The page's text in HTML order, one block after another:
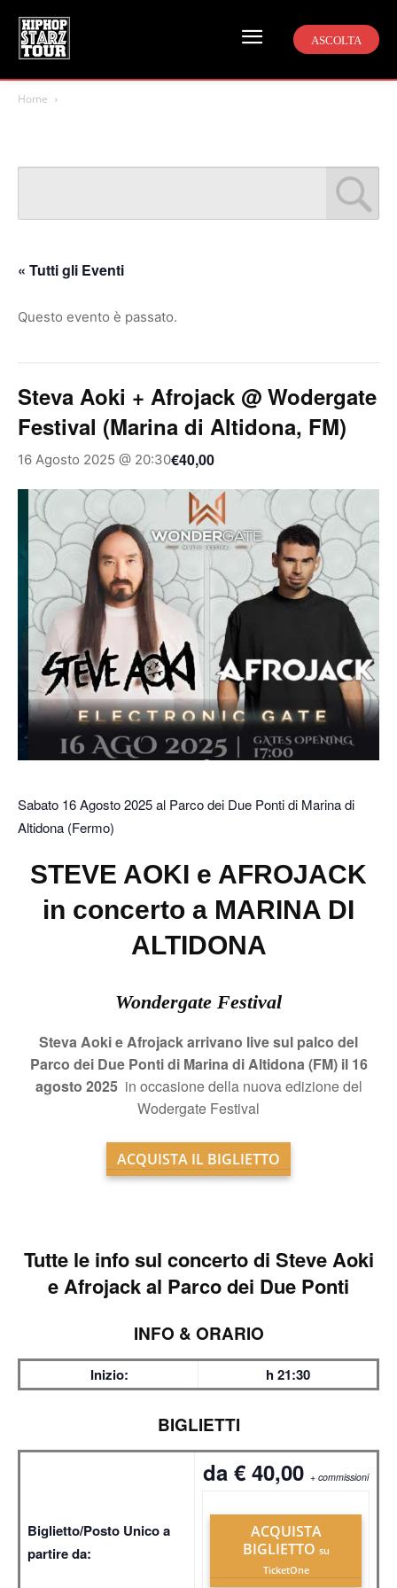
ASCOLTA
Home
« Tutti gli Eventi
Questo evento è passato.
Steva Aoki + Afrojack @ Wodergate
Festival (Marina di Altidona, FM)
16 Agosto 2025 @ 20:30€40,00
Sabato 16 Agosto 2025 al Parco dei Due Ponti di Marina di
Altidona (Fermo)
STEVE AOKI e AFROJACK
in concerto a MARINA DI
ALTIDONA
Wondergate Festival
Steva Aoki e Afrojack arrivano live sul palco del
Parco dei Due Ponti di Marina di Altidona (FM) il 16
agosto 2025 in occasione della nuova edizione del
Wodergate Festival
ACQUISTA IL BIGLIETTO
Tutte le info sul concerto di Steve Aoki
e Afrojack al Parco dei Due Ponti
INFO & ORARIO
Inizio: h 21:30
BIGLIETTI
Biglietto/Posto Unico a
partire da:
da € 40,00 + commissioni
ACQUISTA
BIGLIETTO su
TicketOne